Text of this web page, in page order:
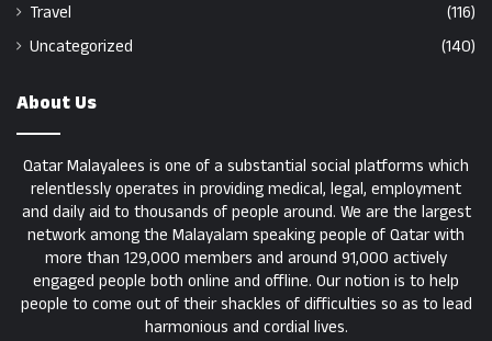
Travel
(116)
Uncategorized
(140)
About Us
Qatar Malayalees is one of a substantial social platforms which
relentlessly operates in providing medical, legal, employment
and daily aid to thousands of people around. We are the largest
network among the Malayalam speaking people of Qatar with
more than 129,000 members and around 91,000 actively
engaged people both online and offline. Our notion is to help
people to come out of their shackles of difficulties so as to lead
harmonious and cordial lives.